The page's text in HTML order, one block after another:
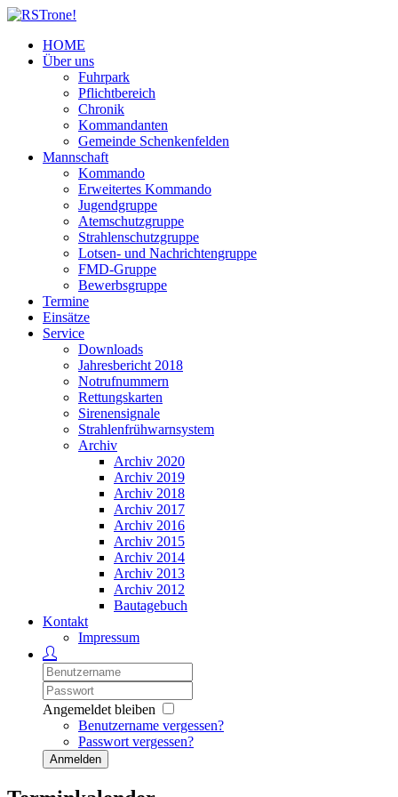
HOME
Über uns
Fuhrpark
Pflichtbereich
Chronik
Kommandanten
Gemeinde Schenkenfelden
Mannschaft
Kommando
Erweitertes Kommando
Jugendgruppe
Atemschutzgruppe
Strahlenschutzgruppe
Lotsen- und Nachrichtengruppe
FMD-Gruppe
Bewerbsgruppe
Termine
Einsätze
Service
Downloads
Jahresbericht 2018
Notrufnummern
Rettungskarten
Sirenensignale
Strahlenfrühwarnsystem
Archiv
Archiv 2020
Archiv 2019
Archiv 2018
Archiv 2017
Archiv 2016
Archiv 2015
Archiv 2014
Archiv 2013
Archiv 2012
Bautagebuch
Kontakt
Impressum
Angemeldet bleiben
Benutzername vergessen?
Passwort vergessen?
Anmelden